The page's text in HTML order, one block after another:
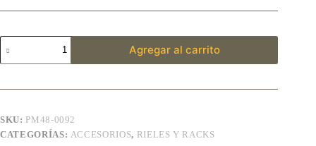
Agregar al carrito
SKU: PM48-0092
CATEGORÍAS: ACCESORIOS, RIELES Y RACKS